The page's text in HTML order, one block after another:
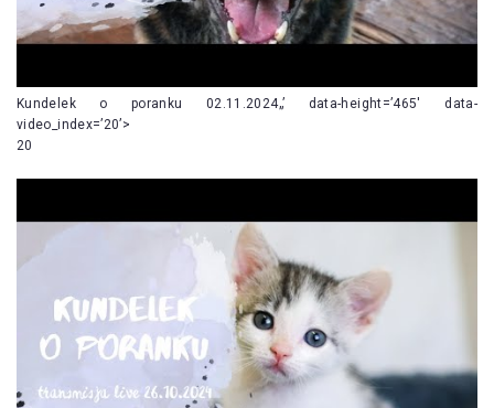
Kundelek o poranku 02.11.2024„’ data-height=’465′ data-
video_index=’20’>
20